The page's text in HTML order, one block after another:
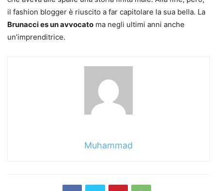
il fashion blogger è riuscito a far capitolare la sua bella. La
Brunacci es un avvocato ma negli ultimi anni anche
un’imprenditrice.
Muhammad